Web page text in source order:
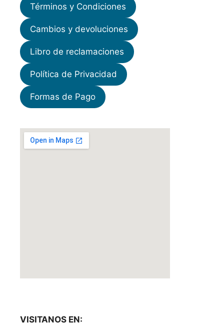
Términos y Condiciones
Cambios y devoluciones
Libro de reclamaciones
Política de Privacidad
Formas de Pago
VISITANOS EN: